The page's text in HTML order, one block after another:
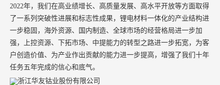
2022年，我们在高业绩增长、高质量发展、高水平开放等方面取得
了一系列突破性进展和标志性成果，锂电材料一体化的产业结构进
一步稳固，海外资源、国内制造、全球市场的经营格局进一步加
强，上控资源、下拓市场、中提能力的转型之路进一步拓宽，为客
户创造价值、为产业作出贡献的能力进一步提高，增强了我们十年
任务五年完成的信心和底气。